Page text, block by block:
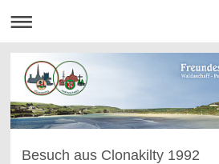
Besuch aus Clonakilty 1992